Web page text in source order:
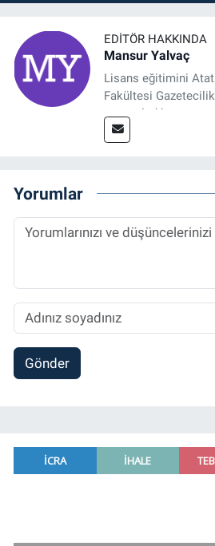
EDITÖR HAKKINDA
Mansur Yalvaç
Lisans eğitimini
Fakültesi
tamamladıktan
Sosyal Bilimler
Spor, Sağlık ve
sürdürmektedir.
Yorumlar
Gönder